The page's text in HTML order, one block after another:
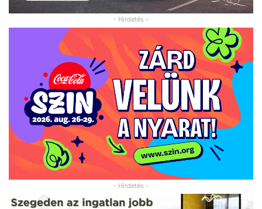
- Hirdetés -
- Hirdetés -